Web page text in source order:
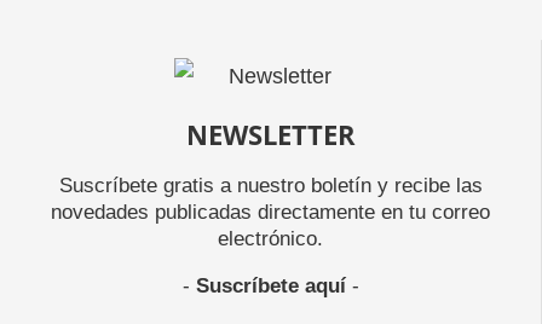
NEWSLETTER
Suscríbete gratis a nuestro boletín y recibe las
novedades publicadas directamente en tu correo
electrónico.
- Suscríbete aquí-